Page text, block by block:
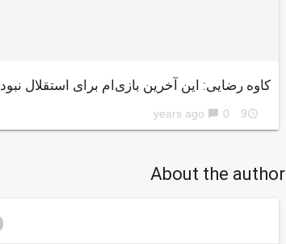
کاوه رضایی: این آخرین بازی‌ام برای استقلال نبود
access_time
9 years ago
chat_bubble 0
About the author